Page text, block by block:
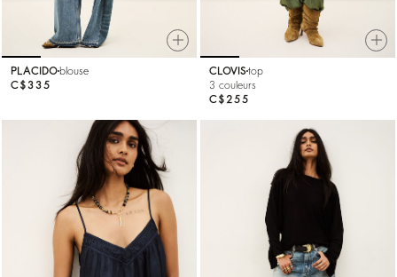
PLACIDO blouse
C$335
CLOVIStop
3 couleurs
C$255